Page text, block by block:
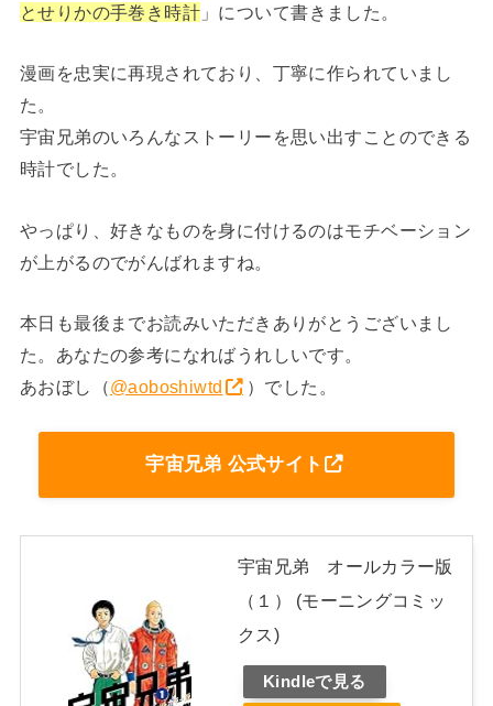
とせりかの手巻き時計 」について書きました。
漫画を忠実に再現されており、丁寧に作られていまし
た。
宇宙兄弟のいろんなストーリーを思い出すことのできる
時計でした。
やっぱり、好きなものを身に付けるのはモチベーション
が上がるのでがんばれますね。
本日も最後までお読みいただきありがとうございまし
た。あなたの参考になればうれしいです。
あおぼし
（@aoboshiwtd ） でした。
宇宙兄弟 公式サイト
宇宙兄弟 オールカラー版
（１） (モーニングコミッ
クス)
Kindleで見る